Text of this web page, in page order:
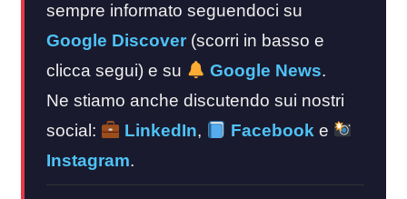
sempre informato seguendoci su
Google Discover (scorri in basso e
clicca segui) e su
Google News.
Ne stiamo anche discutendo sui nostri
social:
LinkedIn, Facebook e
Instagram.